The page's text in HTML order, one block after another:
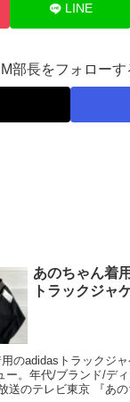
LINE
M部長をフォローす
あのちゃん着
トラックジャ
のadidasトラックジ
ー。年代/ブランド/デ
送のテレビ東京 『あ